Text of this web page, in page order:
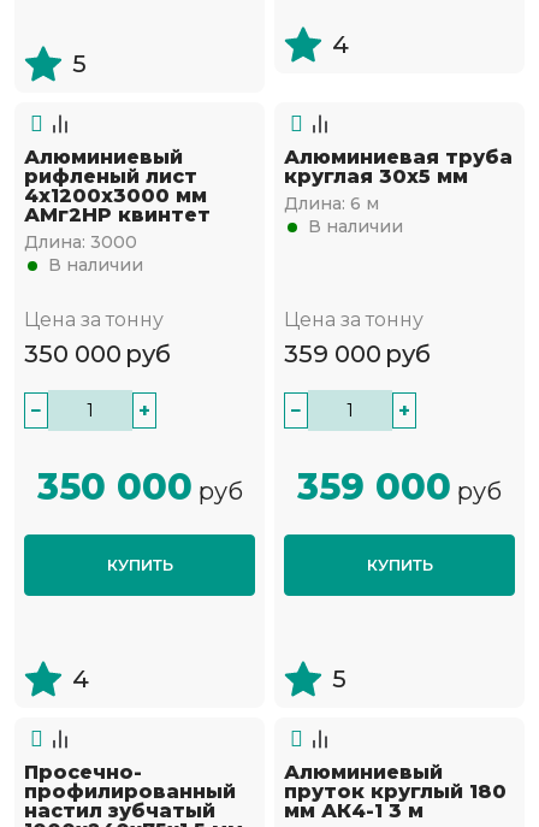
5
4
Алюминиевый
рифленый лист
4x1200х3000 мм
АМг2НР квинтет
Длина: 3000
В наличии
Цена за тонну
350 000 руб
− +
350 000 руб
КУПИТЬ
4
Алюминиевая труба
круглая 30x5 мм
Длина: 6 м
В наличии
Цена за тонну
359 000 руб
− +
359 000 руб
КУПИТЬ
5
Просечно-
профилированный
настил зубчатый
Алюминиевый
пруток круглый 180
мм АК4-1 3 м